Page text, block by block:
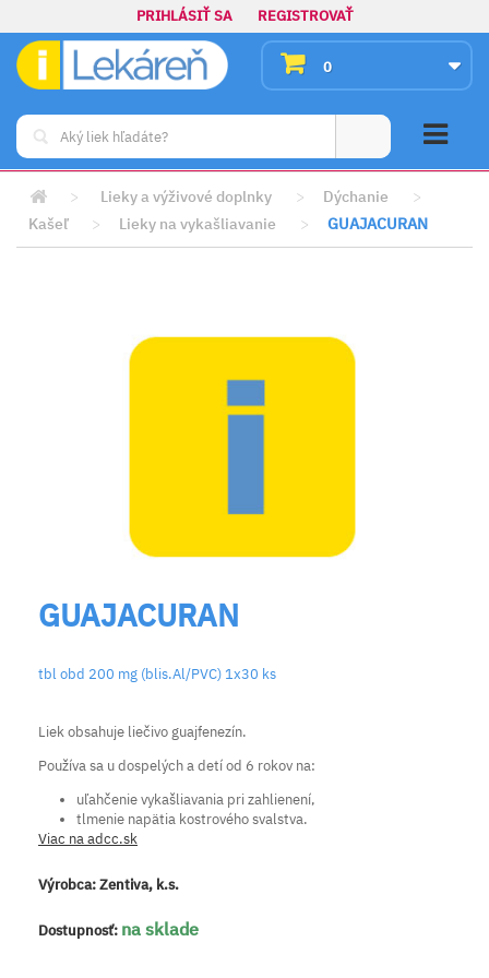
PRIHLÁSIŤ SA REGISTROVAŤ
0
> Lieky a výživové doplnky > Dýchanie
>
Kašeľ
> Lieky na vykašliavanie > GUAJACURAN
GUAJACURAN
tbl obd 200 mg (blis.Al/PVC) 1x30 ks
Liek obsahuje liečivo guajfenezín.
Používa sa u dospelých a detí od 6 rokov na:
uľahčenie vykašliavania pri zahlienení,
tlmenie napätia kostrového svalstva.
Viac na adcc.sk
Výrobca:Zentiva, k.s.
Dostupnosť: na sklade